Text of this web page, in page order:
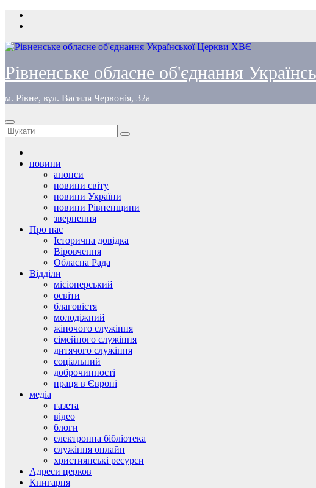
Перейти
Рівненське обласне об'єднання
м. Рівне, вул. Василя Червонія, 32а
новини
анонси
новини світу
новини України
новини Рівненщини
звернення
Про нас
Історична довідка
Віровчення
Обласна Рада
Відділи
місіонерський
освіти
благовістя
молодіжний
жіночого служіння
сімейного служіння
дитячого служіння
соціальний
доброчинності
праця в Європі
медіа
газета
відео
блоги
електронна бібліотека
служіння онлайн
християнські ресурси
Адреси церков
Книгарня